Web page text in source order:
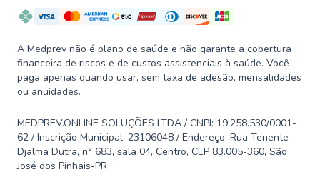
A Medprev não é plano de saúde e não garante a cobertura
financeira de riscos e de custos assistenciais à saúde. Você
paga apenas quando usar, sem taxa de adesão, mensalidades
ou anuidades.
MEDPREV.ONLINE SOLUÇÕES LTDA / CNPJ: 19.258.530/0001-
62 / Inscrição Municipal: 23106048 / Endereço: Rua Tenente
Djalma Dutra, n° 683, sala 04, Centro, CEP 83.005-360, São
José dos Pinhais-PR